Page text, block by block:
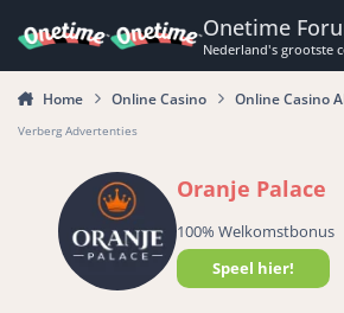
Onetime
Nederland's grootste
Home Online Casino Online Casino
Verberg Advertenties
Oranje Palace
100% Welkomstbonus
Speel hier!